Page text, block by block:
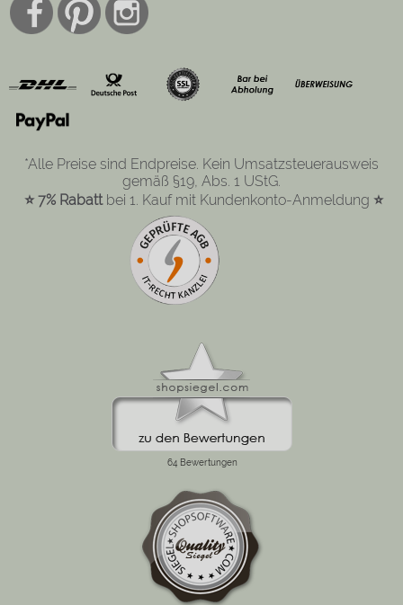
*Alle Preise sind Endpreise. Kein Umsatzsteuerausweis
gemäß §19, Abs. 1 UStG.
⭐ 7% Rabattbei 1. Kauf mit Kundenkonto-Anmeldung ⭐